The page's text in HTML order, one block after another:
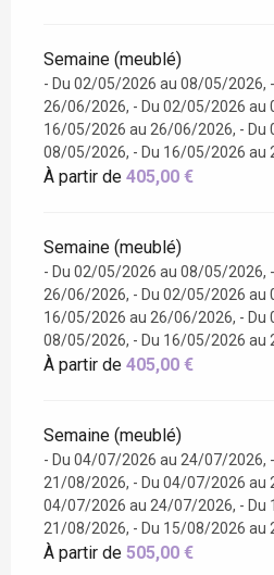
Semaine (meublé)
- Du 02/05/2026 au 08/05/2026,
26/06/2026, - Du 02/05/2026 au
16/05/2026 au 26/06/2026, - Du
08/05/2026, - Du 16/05/2026 au
À partir de 405,00 €
Semaine (meublé)
- Du 02/05/2026 au 08/05/2026,
26/06/2026, - Du 02/05/2026 au
16/05/2026 au 26/06/2026, - Du
08/05/2026, - Du 16/05/2026 au
À partir de 405,00 €
Semaine (meublé)
- Du 04/07/2026 au 24/07/2026,
21/08/2026, - Du 04/07/2026 au
04/07/2026 au 24/07/2026, - Du
21/08/2026, - Du 15/08/2026 au
À partir de 505,00 €